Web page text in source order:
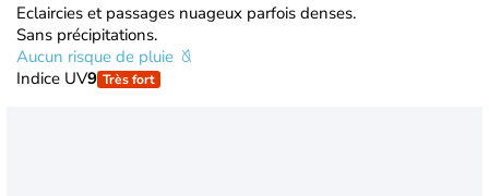
Eclaircies et passages nuageux parfois denses.
Sans précipitations.
Aucun risque de pluie
Indice UV9 Très fort